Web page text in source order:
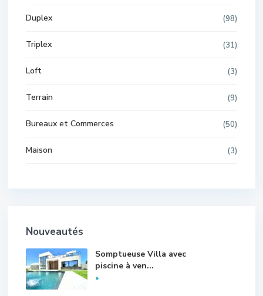
Duplex (98)
Triplex (31)
Loft (3)
Terrain (9)
Bureaux et Commerces (50)
Maison (3)
Nouveautés
Somptueuse Villa avec
piscine à ven...
*